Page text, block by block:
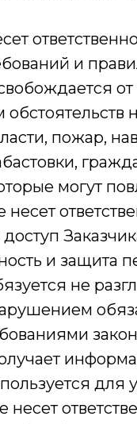
и
пожар,
могут
несет
и защита
не
для
несет